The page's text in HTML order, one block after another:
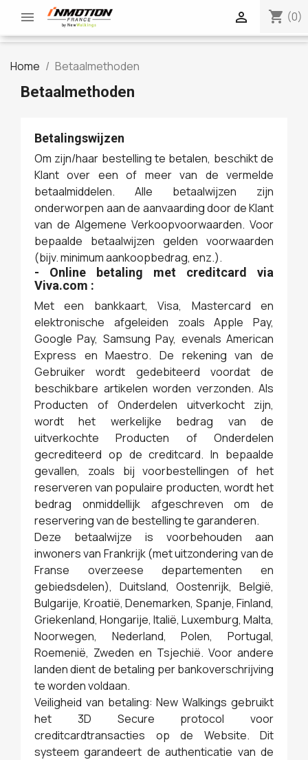
 shopping_cart (0)

Home Betaalmethoden
Betaalmethoden
Betalingswijzen
Om zijn/haar bestelling te betalen, beschikt de
Klant over een of meer van de vermelde
betaalmiddelen. Alle betaalwijzen zijn
onderworpen aan de aanvaarding door de Klant
van de Algemene Verkoopvoorwaarden. Voor
bepaalde betaalwijzen gelden voorwaarden
(bijv. minimum aankoopbedrag, enz.).
- Online betaling met creditcard via
Viva.com :
Met een bankkaart, Visa, Mastercard en
elektronische afgeleiden zoals Apple Pay,
Google Pay, Samsung Pay, evenals American
Express en Maestro. De rekening van de
Gebruiker wordt gedebiteerd voordat de
beschikbare artikelen worden verzonden. Als
Producten of Onderdelen uitverkocht zijn,
wordt het werkelijke bedrag van de
uitverkochte Producten of Onderdelen
gecrediteerd op de creditcard. In bepaalde
gevallen, zoals bij voorbestellingen of het
reserveren van populaire producten, wordt het
bedrag onmiddellijk afgeschreven om de
reservering van de bestelling te garanderen.
Deze betaalwijze is voorbehouden aan
inwoners van Frankrijk (met uitzondering van de
Franse overzeese departementen en
gebiedsdelen), Duitsland, Oostenrijk, België,
Bulgarije, Kroatië, Denemarken, Spanje, Finland,
Griekenland, Hongarije, Italië, Luxemburg, Malta,
Noorwegen, Nederland, Polen, Portugal,
Roemenië, Zweden en Tsjechië. Voor andere
landen dient de betaling per bankoverschrijving
te worden voldaan.
Veiligheid van betaling: New Walkings gebruikt
het 3D Secure protocol voor
creditcardtransacties op de Website. Dit
systeem garandeert de authenticatie van de